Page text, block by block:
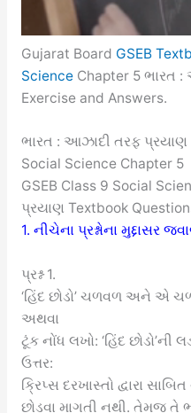
Gujarat Board GSEB
ScienceChapter 5 ભારત
Exercise and Answers.
ભારત : આઝાદી તરફ પ્રયાણ
Social Science Chapter 5
GSEB Class 9 Social
પ્રયાણ Textbook
1. નીચેના પ્રશ્નોના મુદ્દાસર
પ્રશ્ન 1.
‘હિંદ છોડો’ ચળવળ અને એ
અથવા
ટૂંક નોંધ લખો: ‘હિંદ છોડો’ની
ઉત્તર:
ક્રિપ્સ દરખાસ્તો દ્વારા
છોડવા માગતી નથી. તેમજ તે